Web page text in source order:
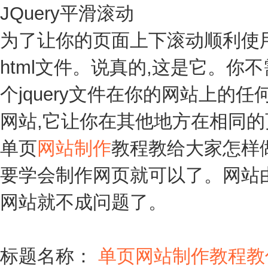
JQuery平滑滚动
为了让你的页面上下滚动顺利
html文件。说真的,这是它。你
个jquery文件在你的网站上的任
网站,它让你在其他地方在相同
单页网站制作教程教给大家怎样
要学会制作网页就可以了。网
网站就不成问题了。
标题名称：
单页网站制作教程